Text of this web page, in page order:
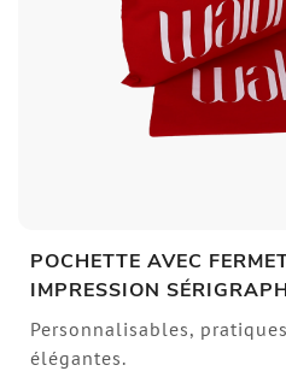
POCHETTE AVEC
IMPRESSION
Personnalisables,
élégantes.